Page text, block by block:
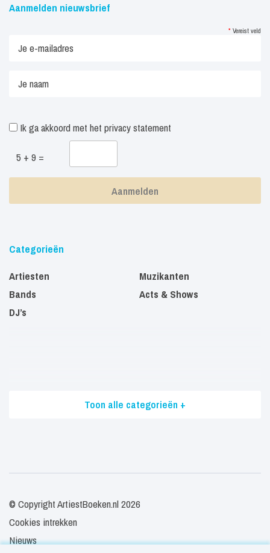
Aanmelden nieuwsbrief
* Vereist veld
Ik ga akkoord met het privacy statement
5 + 9 =
Categorieën
Artiesten
Bands
DJ’s
Muzikanten
Acts & Shows
Toon alle categorieën +
© Copyright ArtiestBoeken.nl 2026
Cookies intrekken
Nieuws